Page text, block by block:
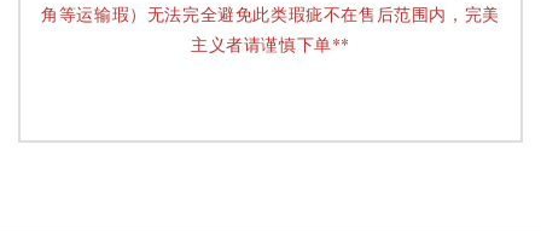
角等运输瑕）无法完全避免此类瑕疵不在售后范围内，完美
主义者请谨慎下单**